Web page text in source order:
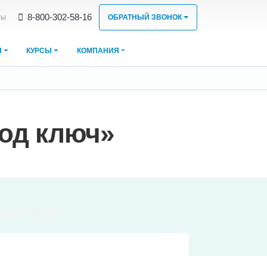
8‑800‑302‑58‑16 ОБРАТНЫЙ ЗВОНОК
КУРСЫ КОМПАНИЯ
ключ»